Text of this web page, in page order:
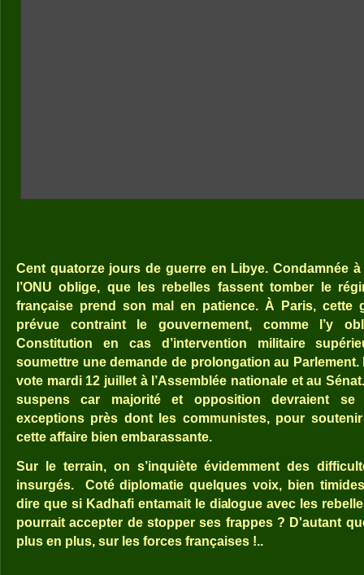
Cent quatorze jours de guerre en Libye. Condamnée
l’ONU oblige, que les rebelles fassent tomber le
française prend son mal en patience. À Paris, cette
prévue contraint le gouvernement, comme l’y
Constitution en cas d’intervention militaire
soumettre une demande de prolongation au Parlement.
vote mardi 12 juillet à l’Assemblée nationale et au
suspens car majorité et opposition devraient se
exceptions près dont les communistes, pour
cette affaire bien embarassante.
Sur le terrain, on s’inquiète évidemment des
insurgés.
Coté diplomatie quelques voix, bien
dire que si Kadhafi entamait le dialogue avec les
pourrait accepter de stopper ses frappes ? D'autant
plus en plus, sur les forces françaises !..